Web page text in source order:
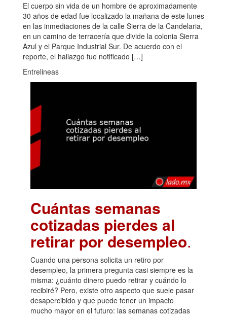
El cuerpo sin vida de un hombre de aproximadamente
30 años de edad fue localizado la mañana de este lunes
en las inmediaciones de la calle Sierra de la Candelaria,
en un camino de terracería que divide la colonia Sierra
Azul y el Parque Industrial Sur. De acuerdo con el
reporte, el hallazgo fue notificado […]
Entrelineas
Cuántas semanas
cotizadas pierdes al
retirar por desempleo.
Cuando una persona solicita un retiro por
desempleo, la primera pregunta casi siempre es la
misma: ¿cuánto dinero puedo retirar y cuándo lo
recibiré? Pero, existe otro aspecto que suele pasar
desapercibido y que puede tener un impacto
mucho mayor en el futuro: las semanas cotizadas